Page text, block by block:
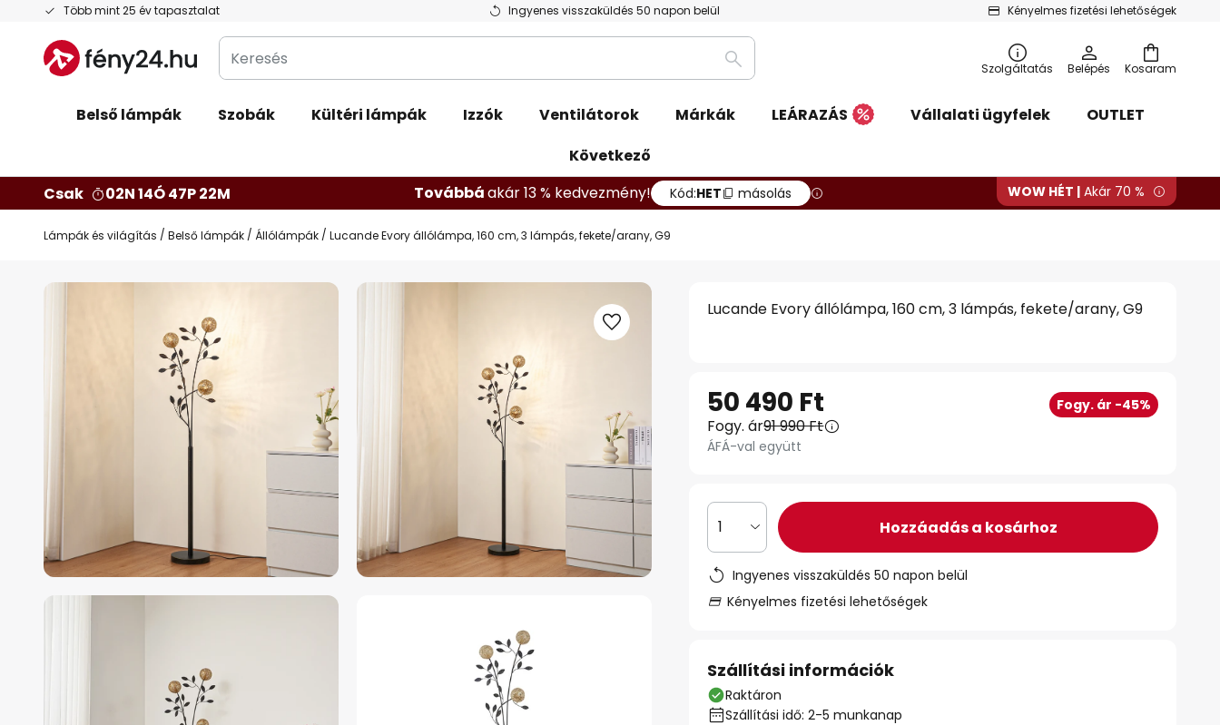
Több mint 25 év tapasztalat Ingyenes visszaküldés 50 napon belül Kényelmes fizetési lehetőségek
Ugrás
tartalomhoz
Kosaram
Keresés
Keresés
Szolgáltatás Belépés
Belső lámpák Szobák Kültéri lámpák Izzók Ventilátorok Márkák LEÁRAZÁS Vállalati ügyfelek
OUTLET
Következő
Csak
02N 14Ó 47P 21M Továbbáakár 13 % kedvezmény! Kód:HET másolás WOW HÉT | Akár 70 %
Lámpák és világítás Belső lámpák Állólámpák Lucande Evory állólámpa, 160 cm, 3 lámpás, fekete/arany, G9
Ugrás
Lucande Evory állólámpa, 160 cm, 3 lámpás, fekete/arany, G9
50 490 Ft Fogy. ár -45%
Fogy. ár91 990 Ft
ÁFÁ-val együtt
1 Hozzáadás a kosárhoz
Ingyenes visszaküldés 50 napon belül
Kényelmes fizetési lehetőségek
Szállítási információk
Raktáron
Szállítási idő: 2-5 munkanap